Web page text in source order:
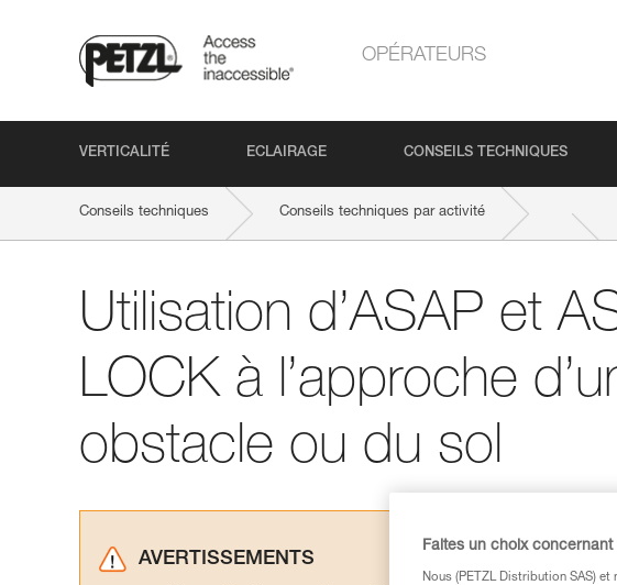
OPÉRATEURS
VERTICALITÉ ECLAIRAGE CONSEILS TECHNIQUES
Conseils techniques Conseils techniques par activité
Utilisation d’ASAP et
LOCK à l’approche
obstacle ou du sol
AVERTISSEMENTS
Faites un choix concernant
Nous (PETZL Distribution SAS)